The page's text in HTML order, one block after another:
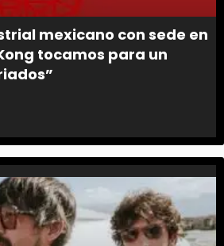
mexicano con sede en
tocamos para un